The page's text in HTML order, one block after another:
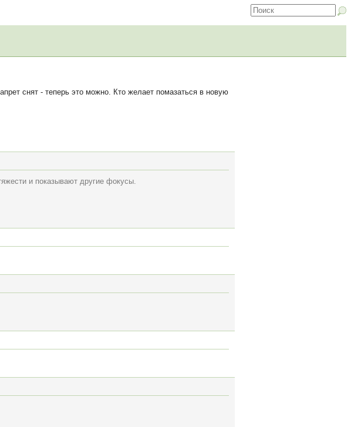
снят - теперь это можно. Кто желает помазаться в новую
и показывают другие фокусы.